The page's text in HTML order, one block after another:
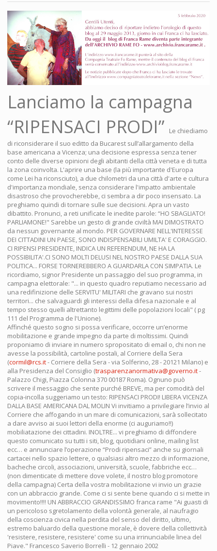
Lanciamo la campagna
“RIPENSACI PRODI”
Le chiediamo
di riconsiderare il suo editto da Bucarest sull’allargamento della
base americana a Vicenza; una decisione espressa senza tener
conto delle diverse opinioni degli abitanti della città veneta e di tutta
la zona coinvolta. L'aprire una base (la più importante d'Europa
come Lei ha riconsciuto), a due chilometri da una città d'arte e cultura
d'importanza mondiale, senza considerare l'impatto ambientale
disastroso che provocherebbe, ci sembra a dir poco insensato. La
preghiamo quindi di tornare sulle sue decisioni. Apra un vasto
dibattito. Pronunci, a reti unificate le inedite parole: “HO SBAGLIATO!
PARLIAMONE!" Sarebbe un gesto di grande civiltà MAI DIMOSTRATO
da nessun governante al mondo. PER GOVERNARE NELL'INTERESSE
DEI CITTADINI UN PAESE, SONO INDISPENSABILI UMILTA' E CORAGGIO.
CI RIPENSI PRESIDENTE, INDICA UN REFERENDUM, NE HA LA
POSSIBILITA'.CI SONO MOLTI DELUSI NEL NOSTRO PAESE DALLA SUA
POLITICA... FORSE TORNEREBBERO A GUARDARLA CON SIMPATIA. Le
ricordiamo, signor Presidente un passaggio del suo programma, in
campagna elettorale: "... in questo quadro reputiamo necessario ad
una redifinizione delle SERVITU' MILITARI che gravano sui nostri
territori... che salvaguardi gli interessi della difesa nazionale e al
tempo stesso quelli altrettanto legittimi delle popolazioni locali" ( pg
111 del Programma de l'Unione).
Affinché questo sogno si possa verificare, occorre un’enorme
mobilitazione e grande impegno da parte di moltissimi. Quindi
proponiamo di inviare in numero spropositato di email o, chi non ne
avesse la possibilità, cartoline postali, al Corriere della Sera
(cormil@rcs.it- Corriere della Sera - via Solferino, 28 - 20121 Milano) e
alla Presidenza del Consiglio (trasparenzanormativa@governo.it-
Palazzo Chigi, Piazza Colonna 370 00187 Roma). Ognuno può
scrivere il messaggio che sente purché BREVE, ma per comodità del
copia-incolla suggeriamo un testo: RIPENSACI PRODI! LIBERA VICENZA
DALLA BASE AMERICANA DAL MOLIN Vi invitiamo a privilegiare l’invio al
Corriere che affogando in un mare di comunicazioni, sarà sollecitato
a dare avviso ai suoi lettori della enorme (ci auguriamo!!)
mobiliatazione dei cittadini. INOLTRE... vi preghiamo di diffondere
questo comunicato su tutti i siti, blog, quotidiani online, mailing list
ecc… e annunciare l’operazione “Prodi ripensaci” anche su giornali
cartacei nello spazio lettere, o qualsiasi altro mezzo di informazione,
bacheche circoli, associazioni, università, scuole, fabbriche ecc…
(non dimenticate di mettere dove volete, il nostro blog promotore
della campagna) Certa della vostra mobilitazione vi invio un grazie
con un abbraccio grande. Come ci si sente bene quando ci si mette in
movimento!!!! UN ABBRACCIO GRANDISSIMO franca rame "Ai guasti di
un pericoloso sgretolamento della volontà generale, al naufragio
della coscienza civica nella perdita del senso del diritto, ultimo,
estremo baluardo della questione morale, è dovere della collettività
'resistere, resistere, resistere' come su una irrinunciabile linea del
Piave." Francesco Saverio Borrelli - 12 gennaio 2002